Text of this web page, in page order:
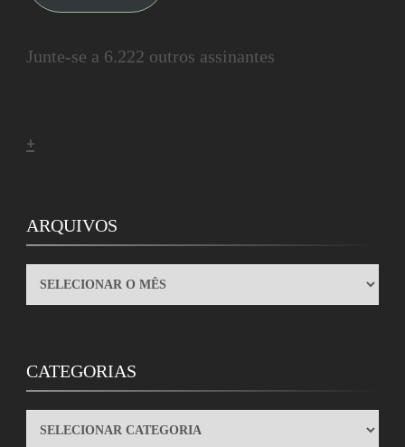
Junte-se a 6.222 outros assinantes
+
ARQUIVOS
ARQUIVOS
CATEGORIAS
CATEGORIAS